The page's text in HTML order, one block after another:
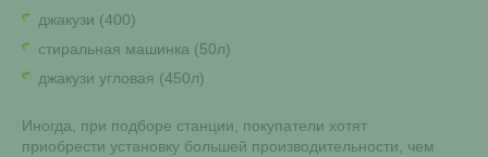
джакузи (400)
стиральная машинка (50л)
джакузи угловая (450л)
Иногда, при подборе станции, покупатели хотят
приобрести установку большей производительности, чем